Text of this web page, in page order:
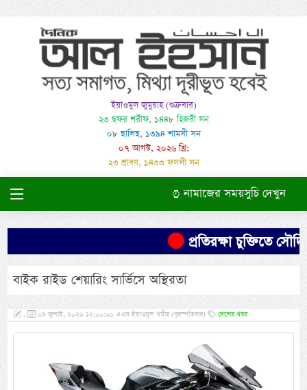
ইয়াওমুল জুমুয়াহ (শুক্রবার)
২৩ ছফর শরীফ, ১৪৪৮ হিজরী সন
০৮ ছালিছ, ১৩৯৪ শামসী সন
০৭ আগস্ট, ২০২৬ খ্রি:
২৩ শ্রাবণ, ১৪৩৩ ফসলী সন
নামাজের সময়সুচি দেখুন
প্রতিরক্ষা চুক্তিতে
বাইক রাইড শেয়ারিং সার্ভিসে অস্থিরতা
, ০৯ জুলাই, ২০২৬ ১২:০০:০০ এএম ইয়াওমুল খমীছ (বৃহস্পতিবার) দেশের খবর